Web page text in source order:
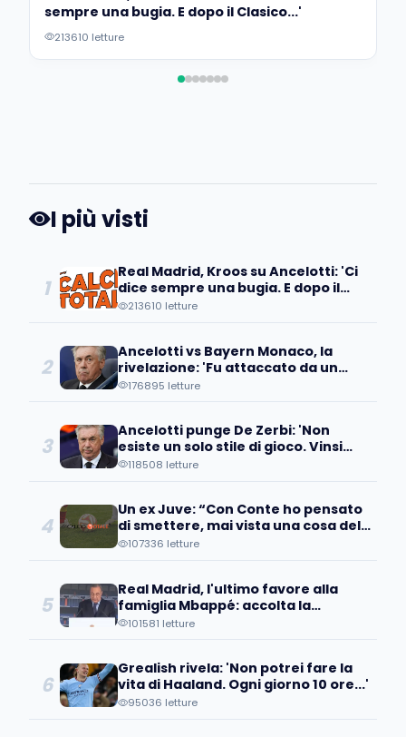
sempre una bugia. E dopo il Clasico...'
213610 letture
I più visti
1
Real Madrid, Kroos su Ancelotti: 'Ci
dice sempre una bugia. E dopo il
Clasico...'
213610 letture
2
Ancelotti vs Bayern Monaco, la
rivelazione: 'Fu attaccato da un
senatore, disse che suo figlio...'
176895 letture
3
Ancelotti punge De Zerbi: 'Non
esiste un solo stile di gioco. Vinsi
cinque a zero contro di lui perché...'
118508 letture
4
Un ex Juve: “Con Conte ho pensato
di smettere, mai vista una cosa del
genere”
107336 letture
5
Real Madrid, l'ultimo favore alla
famiglia Mbappé: accolta la
richiesta della madre...
101581 letture
6
Grealish rivela: 'Non potrei fare la
vita di Haaland. Ogni giorno 10 ore...'
95036 letture